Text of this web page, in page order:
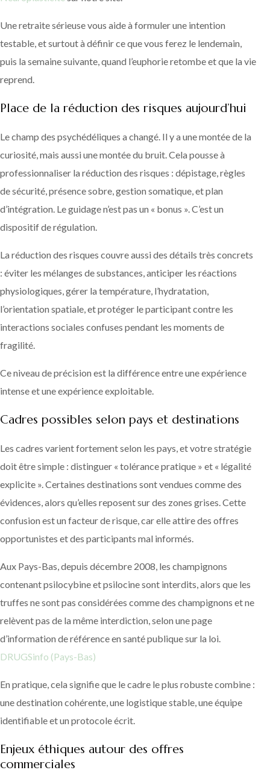
Une retraite sérieuse vous aide à formuler une intention
testable, et surtout à définir ce que vous ferez le lendemain,
puis la semaine suivante, quand l’euphorie retombe et que la vie
reprend.
Place de la réduction des risques aujourd’hui
Le champ des psychédéliques a changé. Il y a une montée de la
curiosité, mais aussi une montée du bruit. Cela pousse à
professionnaliser la réduction des risques : dépistage, règles
de sécurité, présence sobre, gestion somatique, et plan
d’intégration. Le guidage n’est pas un « bonus ». C’est un
dispositif de régulation.
La réduction des risques couvre aussi des détails très concrets
: éviter les mélanges de substances, anticiper les réactions
physiologiques, gérer la température, l’hydratation,
l’orientation spatiale, et protéger le participant contre les
interactions sociales confuses pendant les moments de
fragilité.
Ce niveau de précision est la différence entre une expérience
intense et une expérience exploitable.
Cadres possibles selon pays et destinations
Les cadres varient fortement selon les pays, et votre stratégie
doit être simple : distinguer « tolérance pratique » et « légalité
explicite ». Certaines destinations sont vendues comme des
évidences, alors qu’elles reposent sur des zones grises. Cette
confusion est un facteur de risque, car elle attire des offres
opportunistes et des participants mal informés.
Aux Pays-Bas, depuis décembre 2008, les champignons
contenant psilocybine et psilocine sont interdits, alors que les
truffes ne sont pas considérées comme des champignons et ne
relèvent pas de la même interdiction, selon une page
d’information de référence en santé publique sur la loi.
DRUGSinfo (Pays-Bas)
En pratique, cela signifie que le cadre le plus robuste combine :
une destination cohérente, une logistique stable, une équipe
identifiable et un protocole écrit.
Enjeux éthiques autour des offres
commerciales